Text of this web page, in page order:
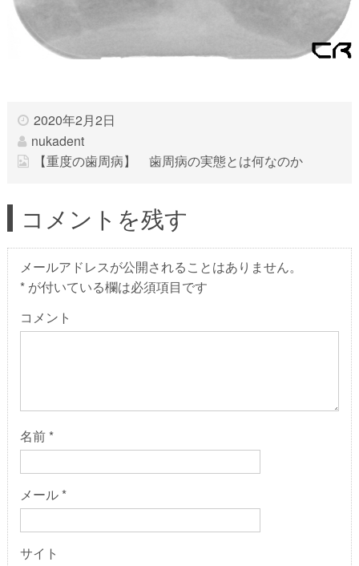
2020年2月2日
nukadent
【重度の歯周病】 歯周病の実態とは何なのか
コメントを残す
メールアドレスが公開されることはありません。
*が付いている欄は必須項目です
コメント
名前 *
メール *
サイト